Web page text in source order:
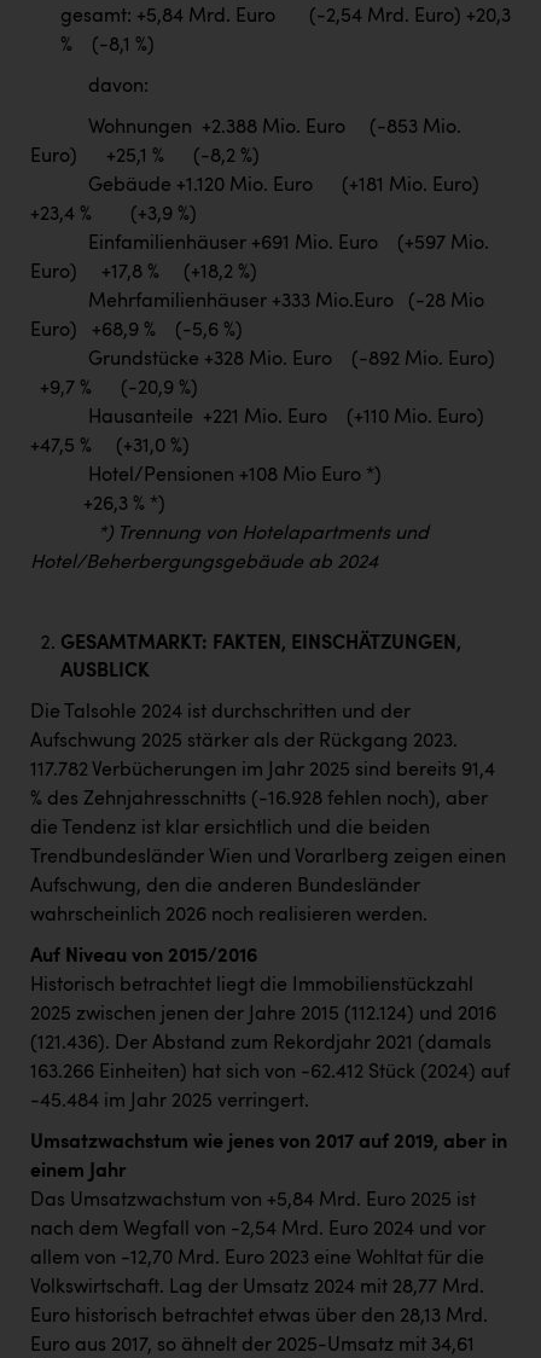
gesamt: +5,84 Mrd. Euro (-2,54 Mrd. Euro) +20,3
% (-8,1 %)
davon:
Wohnungen +2.388 Mio. Euro (-853 Mio.
Euro) +25,1 % (-8,2 %)
Gebäude +1.120 Mio. Euro (+181 Mio. Euro)
+23,4 % (+3,9 %)
Einfamilienhäuser +691 Mio. Euro (+597 Mio.
Euro) +17,8 % (+18,2 %)
Mehrfamilienhäuser +333 Mio.Euro (-28 Mio
Euro) +68,9 % (-5,6 %)
Grundstücke +328 Mio. Euro (-892 Mio. Euro)
+9,7 % (-20,9 %)
Hausanteile +221 Mio. Euro (+110 Mio. Euro)
+47,5 % (+31,0 %)
Hotel/Pensionen +108 Mio Euro *)
+26,3 % *)
*) Trennung von Hotelapartments und
Hotel/Beherbergungsgebäude ab 2024
GESAMTMARKT: FAKTEN, EINSCHÄTZUNGEN,
AUSBLICK
Die Talsohle 2024 ist durchschritten und der
Aufschwung 2025 stärker als der Rückgang 2023.
117.782 Verbücherungen im Jahr 2025 sind bereits 91,4
% des Zehnjahresschnitts (-16.928 fehlen noch), aber
die Tendenz ist klar ersichtlich und die beiden
Trendbundesländer Wien und Vorarlberg zeigen einen
Aufschwung, den die anderen Bundesländer
wahrscheinlich 2026 noch realisieren werden.
Auf Niveau von 2015/2016
Historisch betrachtet liegt die Immobilienstückzahl
2025 zwischen jenen der Jahre 2015 (112.124) und 2016
(121.436). Der Abstand zum Rekordjahr 2021 (damals
163.266 Einheiten) hat sich von -62.412 Stück (2024) auf
-45.484 im Jahr 2025 verringert.
Umsatzwachstum wie jenes von 2017 auf 2019, aber in
einem Jahr
Das Umsatzwachstum von +5,84 Mrd. Euro 2025 ist
nach dem Wegfall von -2,54 Mrd. Euro 2024 und vor
allem von -12,70 Mrd. Euro 2023 eine Wohltat für die
Volkswirtschaft. Lag der Umsatz 2024 mit 28,77 Mrd.
Euro historisch betrachtet etwas über den 28,13 Mrd.
Euro aus 2017, so ähnelt der 2025-Umsatz mit 34,61